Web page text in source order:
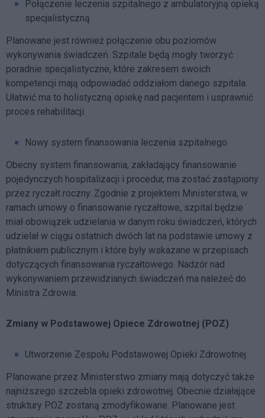
Połączenie leczenia szpitalnego z ambulatoryjną opieką
specjalistyczną
Planowane jest również połączenie obu poziomów
wykonywania świadczeń. Szpitale będą mogły tworzyć
poradnie specjalistyczne, które zakresem swoich
kompetencji mają odpowiadać oddziałom danego szpitala.
Ułatwić ma to holistyczną opiekę nad pacjentem i usprawnić
proces rehabilitacji.
Nowy system finansowania leczenia szpitalnego
Obecny system finansowania, zakładający finansowanie
pojedynczych hospitalizacji i procedur, ma zostać zastąpiony
przez ryczałt roczny. Zgodnie z projektem Ministerstwa, w
ramach umowy o finansowanie ryczałtowe, szpital będzie
miał obowiązek udzielania w danym roku świadczeń, których
udzielał w ciągu ostatnich dwóch lat na podstawie umowy z
płatnikiem publicznym i które były wskazane w przepisach
dotyczących finansowania ryczałtowego. Nadzór nad
wykonywaniem przewidzianych świadczeń ma należeć do
Ministra Zdrowia.
Zmiany w Podstawowej Opiece Zdrowotnej (POZ)
Utworzenie Zespołu Podstawowej Opieki Zdrowotnej
Planowane przez Ministerstwo zmiany mają dotyczyć także
najniższego szczebla opieki zdrowotnej. Obecnie działające
struktury POZ zostaną zmodyfikowane. Planowane jest